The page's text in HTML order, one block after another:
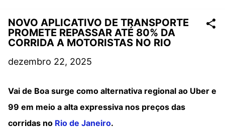
NOVO APLICATIVO DE TRANSPORTE
PROMETE REPASSAR ATÉ 80% DA
CORRIDA A MOTORISTAS NO RIO
dezembro 22, 2025
Vai de Boa surge como alternativa regional ao Uber e
99 em meio a alta expressiva nos preços das
corridas no Rio de Janeiro.